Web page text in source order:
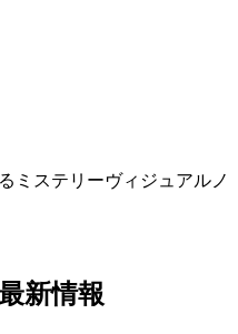
ミステリーヴィジュアルノ
新情報